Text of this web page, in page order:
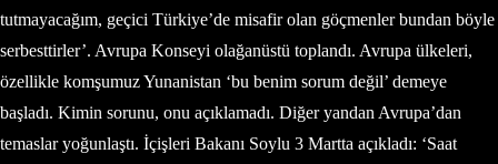
tutmayacağım, geçici Türkiye’de misafir olan göçmenler bundan böyle
serbesttirler’. Avrupa Konseyi olağanüstü toplandı. Avrupa ülkeleri,
özellikle komşumuz Yunanistan ‘bu benim sorum değil’ demeye
başladı. Kimin sorunu, onu açıklamadı. Diğer yandan Avrupa’dan
temaslar yoğunlaştı. İçişleri Bakanı Soylu 3 Martta açıkladı: ‘Saat